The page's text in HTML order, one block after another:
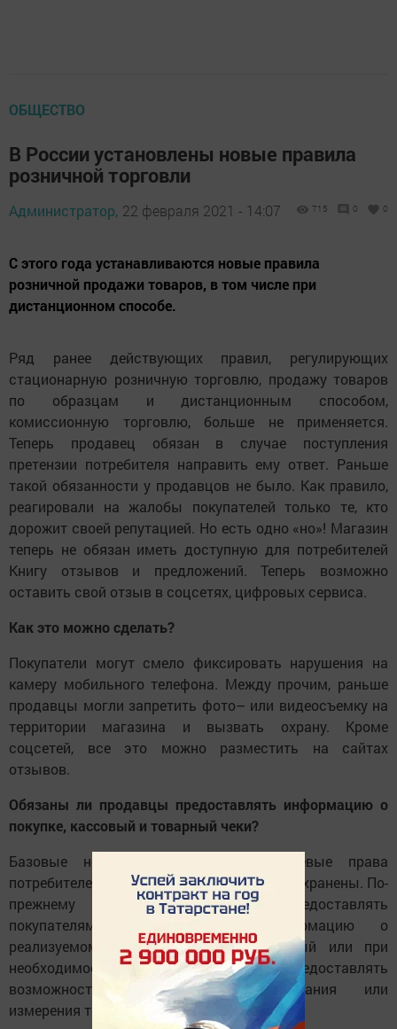
ОБЩЕСТВО
В России установлены новые правила
розничной торговли
Администратор, 22 февраля 2021 - 14:07 715 0 0
С этого года устанавливаются новые правила
розничной продажи товаров, в том числе при
дистанционном способе.
Ряд ранее действующих правил, регулирующих
стационарную розничную торговлю, продажу товаров
по образцам и дистанционным способом,
комиссионную торговлю, больше не применяется.
Теперь продавец обязан в случае поступления
претензии потребителя направить ему ответ. Раньше
такой обязанности у продавцов не было. Как правило,
реагировали на жалобы покупателей только те, кто
дорожит своей репутацией. Но есть одно «но»! Магазин
теперь не обязан иметь доступную для потребителей
Книгу отзывов и предложений. Теперь возможно
оставить свой отзыв в соцсетях, цифровых сервиса.
Как это можно сделать?
Покупатели могут смело фиксировать нарушения на
камеру мобильного телефона. Между прочим, раньше
продавцы могли запретить фото– или видеосъемку на
территории магазина и вызвать охрану. Кроме
соцсетей, все это можно разместить на сайтах
отзывов.
Обязаны ли продавцы предоставлять информацию о
покупке, кассовый и товарный чеки?
Базовые нормы, закрепляющие ключевые права
потребителей и обязанности продавцов, сохранены. По-
прежнему продавцы должны предоставлять
покупателям исчерпывающую информацию о
реализуемом товаре, выдавать кассовый или при
необходимости товарный чек, предоставлять
возможность контрольного взвешивания или
измерения товаров.